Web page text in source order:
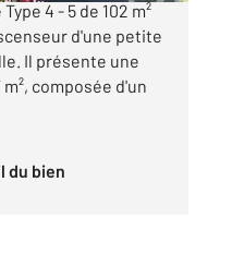
4 - 5 de 102 m²
d'une petite
Il présente une
composée d'un
du bien